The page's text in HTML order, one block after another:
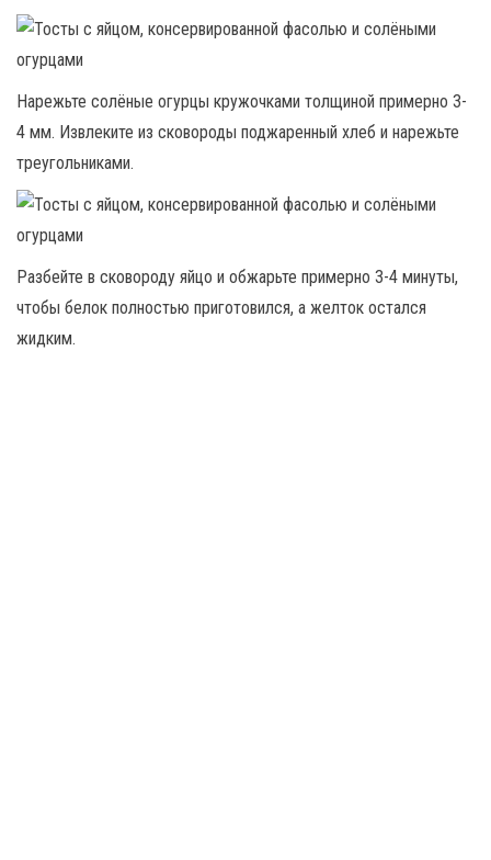
Нарежьте солёные огурцы кружочками толщиной примерно 3-
4 мм. Извлеките из сковороды поджаренный хлеб и нарежьте
треугольниками.
Разбейте в сковороду яйцо и обжарьте примерно 3-4 минуты,
чтобы белок полностью приготовился, а желток остался
жидким.